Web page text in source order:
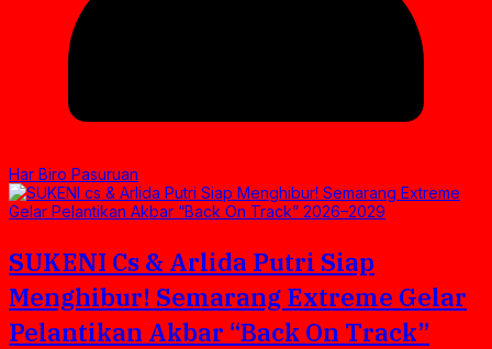
Har Biro Pasuruan
SUKENI Cs & Arlida Putri Siap
Menghibur! Semarang Extreme Gelar
Pelantikan Akbar “Back On Track”